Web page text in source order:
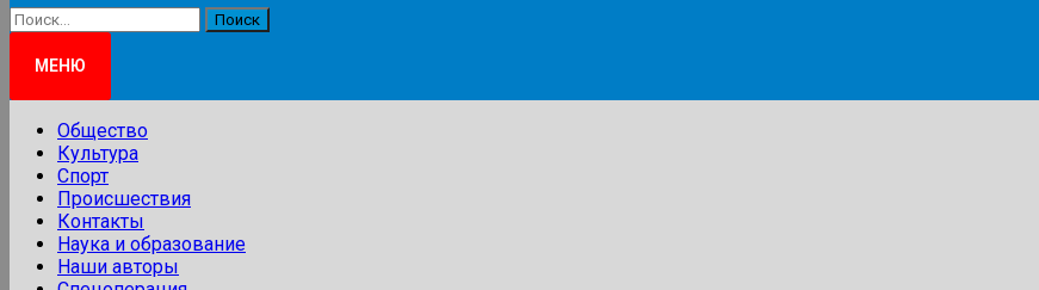
Найти:
МЕНЮ
Общество
Культура
Спорт
Происшествия
Контакты
Наука и образование
Наши авторы